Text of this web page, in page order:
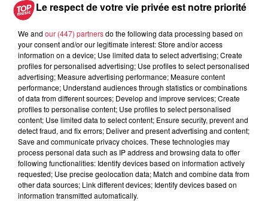
À découvrir également
Le respect de votre vie privée est notre priorité
We and our (447) partnersdo the following data processing based on
your consent and/or our legitimate interest: Store and/or access
information on a device; Use limited data to select advertising; Create
profiles for personalised advertising; Use profiles to select personalised
advertising; Measure advertising performance; Measure content
performance; Understand audiences through statistics or combinations
of data from different sources; Develop and improve services; Create
profiles to personalise content; Use profiles to select personalised
content; Use limited data to select content; Ensure security, prevent and
detect fraud, and fix errors; Deliver and present advertising and content;
Save and communicate privacy choices. These technologies may
process personal data such as IP address and browsing data to offer
following functionalities: Identify devices based on information actively
requested; Use precise geolocation data; Match and combine data from
other data sources; Link different devices; Identify devices based on
information transmitted automatically.